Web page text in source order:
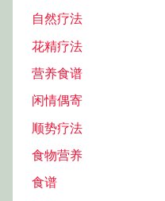
自然疗法
花精疗法
营养食谱
闲情偶寄
顺势疗法
食物营养
食谱